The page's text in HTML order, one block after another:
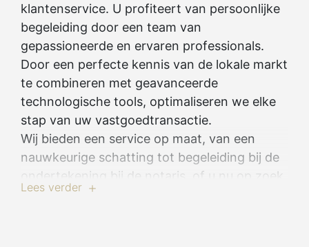
klantenservice. U profiteert van persoonlijke
begeleiding door een team van
gepassioneerde en ervaren professionals.
Door een perfecte kennis van de lokale markt
te combineren met geavanceerde
technologische tools, optimaliseren we elke
stap van uw vastgoedtransactie.
Wij bieden een service op maat, van een
nauwkeurige schatting tot begeleiding bij de
ondertekening bij de notaris, of u nu op zoek
bent naar een pand, wilt verkopen of
Lees verder